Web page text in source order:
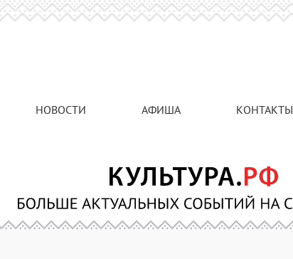
НОВОСТИ АФИША КОНТАКТЫ